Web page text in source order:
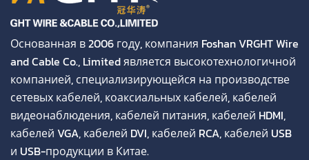
Основанная в 2006 году, компания Foshan VRGHT Wire
and Cable Co., Limited является высокотехнологичной
компанией, специализирующейся на производстве
сетевых кабелей, коаксиальных кабелей, кабелей
видеонаблюдения, кабелей питания, кабелей HDMI,
кабелей VGA, кабелей DVI, кабелей RCA, кабелей USB
и USB-продукции в Китае.